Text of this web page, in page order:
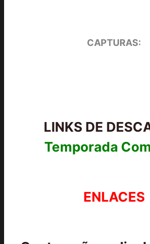
CAPTURAS:
LINKS DE
Temporada
ENLACES